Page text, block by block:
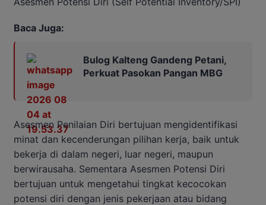
Baca Juga:
Bulog Kalteng Gandeng Petani,
Perkuat Pasokan Pangan MBG
Asesmen Penilaian Diri bertujuan mengidentifikasi
minat dan kecenderungan pilihan kerja, baik untuk
bekerja di dalam negeri, luar negeri, maupun
berwirausaha. Sementara Asesmen Potensi Diri
bertujuan untuk mengetahui tingkat kecocokan
potensi diri dengan jenis pekerjaan atau bidang